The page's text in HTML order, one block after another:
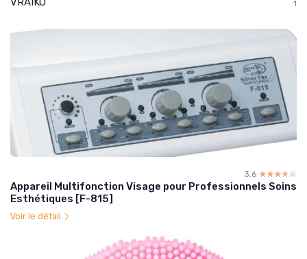
1
3.6 ☆☆☆☆☆
★★★★★
Appareil Multifonction Visage pour Professionnels Soins
Esthétiques [F-815]
Voir le détail